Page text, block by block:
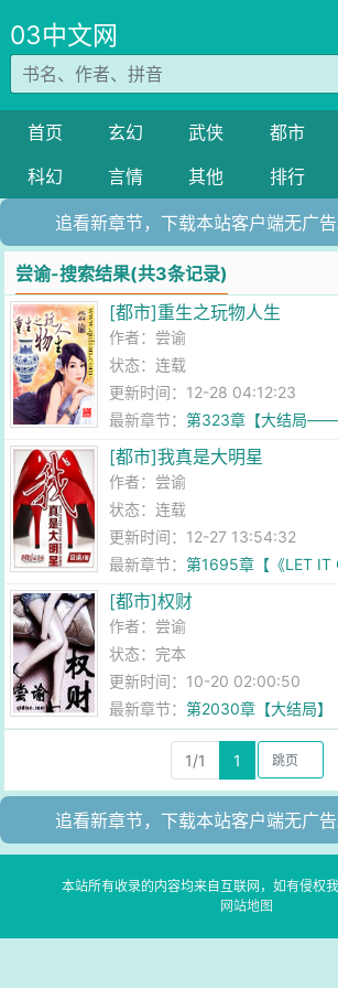
03中文网
首页 玄幻 武侠 都市
科幻
言情 其他 排行
追看新章节，下载本站客户端无广
尝谕-搜索结果(共3条记录)
[都市]重生之玩物人生
作者： 尝谕
状态：连载
更新时间：12-28 04:12:23
最新章节：第323章【大结局——
[都市]我真是大明星
作者： 尝谕
状态：连载
更新时间：12-27 13:54:32
最新章节：第1695章【《LET IT
[都市]权财
作者： 尝谕
状态：完本
更新时间：10-20 02:00:50
最新章节：第2030章【大结局】
1/1 1
追看新章节，下载本站客户端无广
本站所有收录的内容均来自互联网，如有侵权我
网站地图